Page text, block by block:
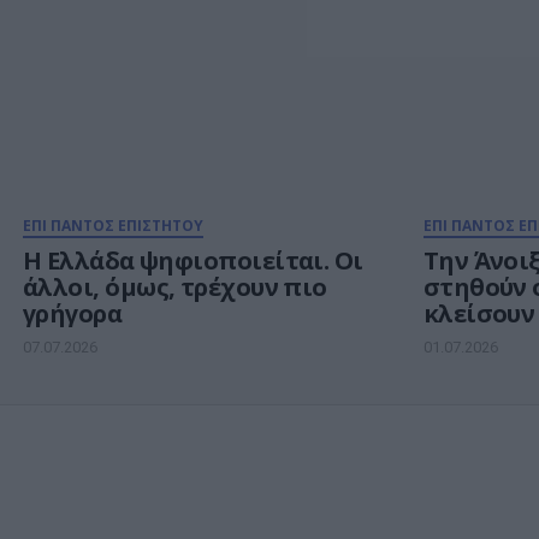
ΕΠΙ ΠΑΝΤΟΣ ΕΠΙΣΤΗΤΟΥ
Η Ελλάδα ψηφιοποιείται. Οι
άλλοι, όμως, τρέχουν πιο
γρήγορα
07.07.2026
ΕΠΙ ΠΑΝΤΟΣ
Την
στηθούν
01.07.2026